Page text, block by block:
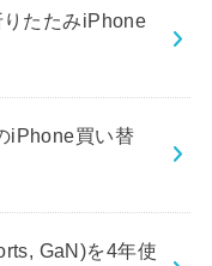
たたみiPhone
iPhone買い替
GaN)を4年使